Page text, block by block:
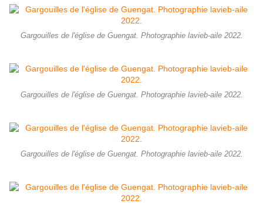
Gargouilles de l'église de Guengat. Photographie lavieb-aile 2022.
Gargouilles de l'église de Guengat. Photographie lavieb-aile 2022.
Gargouilles de l'église de Guengat. Photographie lavieb-aile 2022.